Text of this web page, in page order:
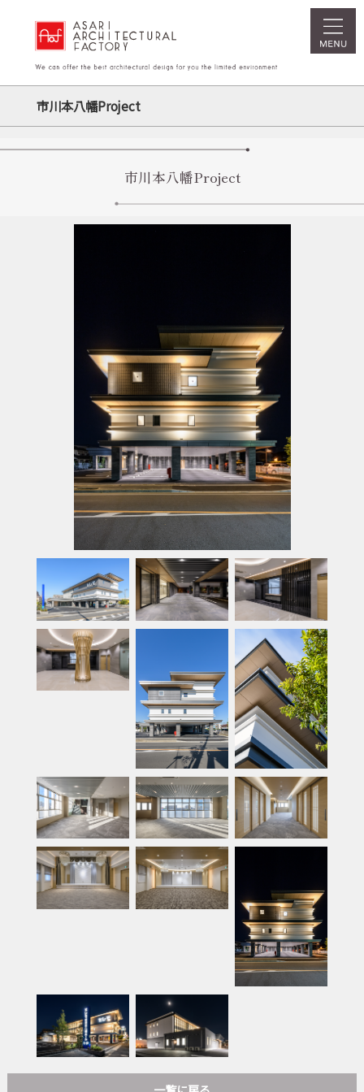
市川本八幡Project
市川本八幡Project